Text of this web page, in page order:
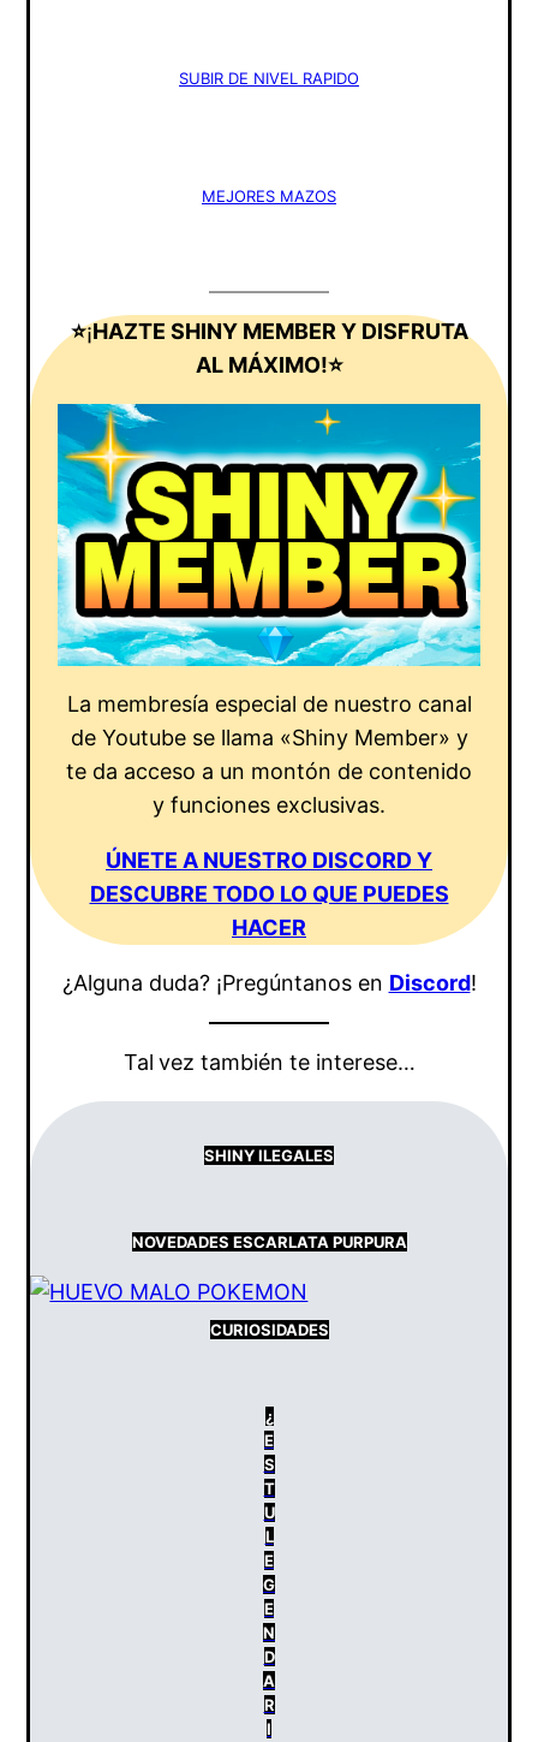
SUBIR DE NIVEL RAPIDO
MEJORES MAZOS
⭐¡HAZTE SHINY MEMBER Y DISFRUTA
AL MÁXIMO!⭐
La membresía especial de nuestro canal
de Youtube se llama «Shiny Member» y
te da acceso a un montón de contenido
y funciones exclusivas.
ÚNETE A NUESTRO DISCORD Y
DESCUBRE TODO LO QUE PUEDES
HACER
¿Alguna duda? ¡Pregúntanos en Discord!
Tal vez también te interese…
SHINY ILEGALES
NOVEDADES ESCARLATA PURPURA
CURIOSIDADES
¿
E
S
T
U
L
E
G
E
N
D
A
R
I